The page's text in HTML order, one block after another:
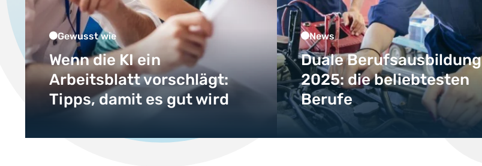
Gewusst wie
Wenn die KI ein
Arbeitsblatt vorschlägt:
Tipps, damit es gut wird
News
Duale Berufsausbildung
2025: die beliebtesten
Berufe